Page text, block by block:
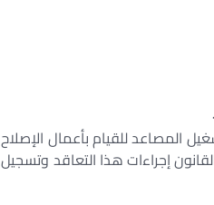
المصاعد للقيام بأعمال الإصلاح
إجراءات هذا التعاقد وتسجيل